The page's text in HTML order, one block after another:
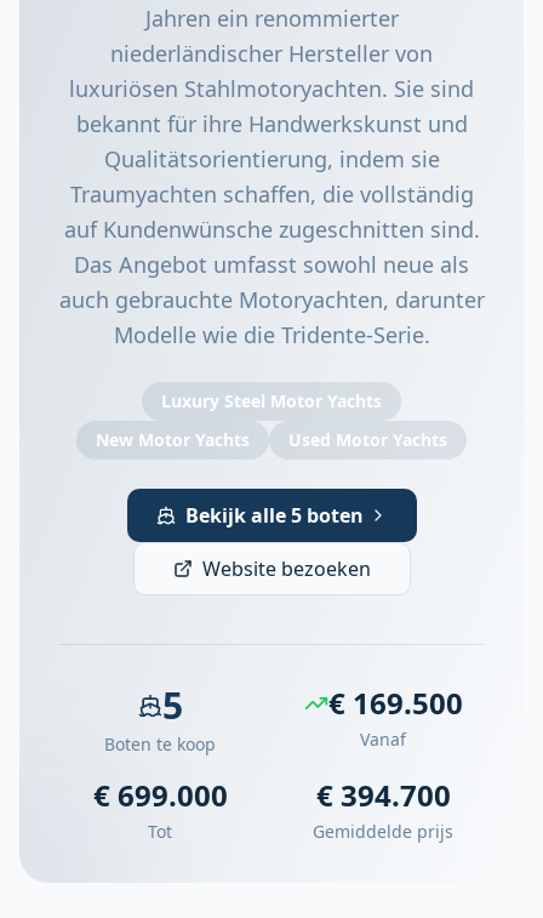
Jahren ein renommierter
niederländischer Hersteller von
luxuriösen Stahlmotoryachten. Sie sind
bekannt für ihre Handwerkskunst und
Qualitätsorientierung, indem sie
Traumyachten schaffen, die vollständig
auf Kundenwünsche zugeschnitten sind.
Das Angebot umfasst sowohl neue als
auch gebrauchte Motoryachten, darunter
Modelle wie die Tridente-Serie.
Luxury Steel Motor Yachts
New Motor Yachts
Used Motor Yachts
Bekijk alle 5 boten
Website bezoeken
5
Boten te koop
€ 169.500
Vanaf
€ 699.000
Tot
€ 394.700
Gemiddelde prijs